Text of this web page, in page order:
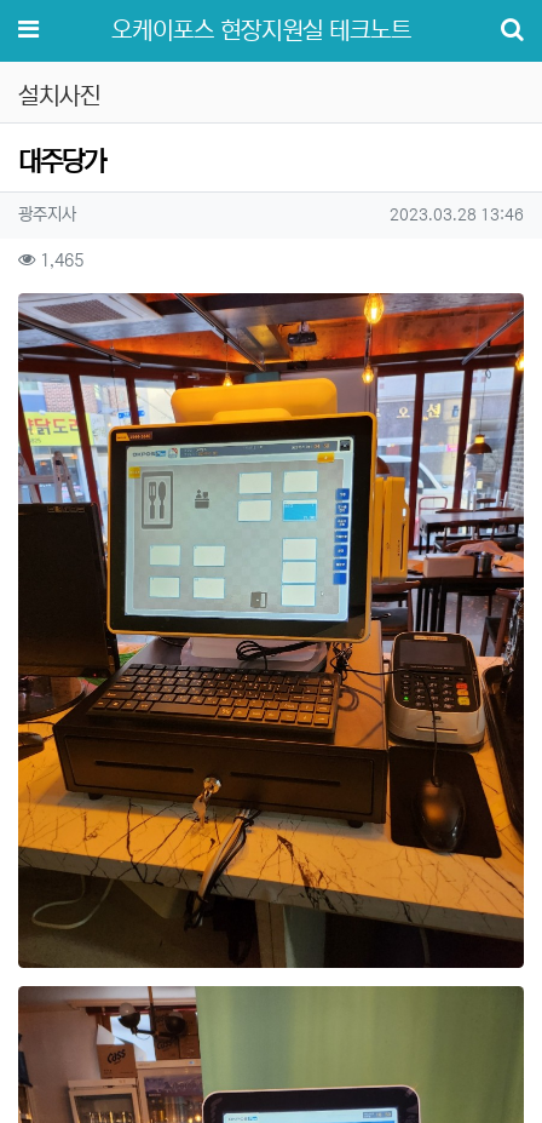
메뉴 오케이포스 현장지원실 테크노트
설치사진
대주당가
작성자 정보
광주지사작성 작성일
2023.03.28 13:46
컨텐츠 정보
1,465조회
본문